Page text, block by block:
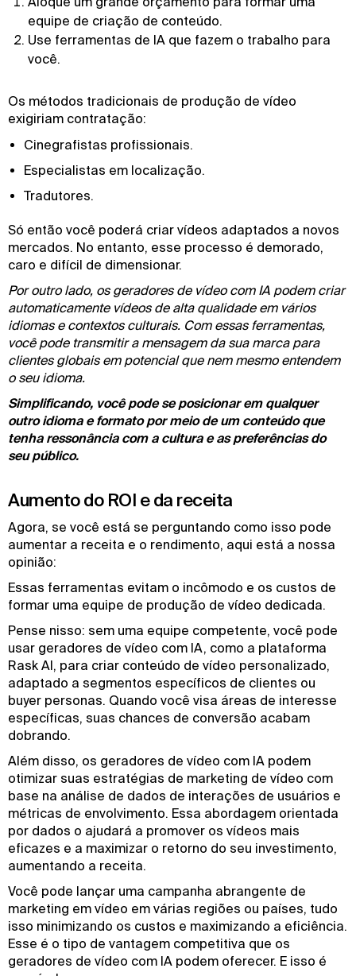
equipe de criação de conteúdo.
Use ferramentas de IA que fazem o trabalho para
você.
Os métodos tradicionais de produção de vídeo
exigiriam contratação:
Cinegrafistas profissionais.
Especialistas em localização.
Tradutores.
Só então você poderá criar vídeos adaptados a novos
mercados. No entanto, esse processo é demorado,
caro e difícil de dimensionar.
Por outro lado, os geradores de vídeo com IA podem criar
automaticamente vídeos de alta qualidade em vários
idiomas e contextos culturais. Com essas ferramentas,
você pode transmitir a mensagem da sua marca para
clientes globais em potencial que nem mesmo entendem
o seu idioma.
Simplificando, você pode se posicionar em qualquer
outro idioma e formato por meio de um conteúdo que
tenha ressonância com a cultura e as preferências do
seu público.
Aumento do ROI e da receita
Agora, se você está se perguntando como isso pode
aumentar a receita e o rendimento, aqui está a nossa
opinião:
Essas ferramentas evitam o incômodo e os custos de
formar uma equipe de produção de vídeo dedicada.
Pense nisso: sem uma equipe competente, você pode
usar geradores de vídeo com IA, como a plataforma
Rask AI, para criar conteúdo de vídeo personalizado,
adaptado a segmentos específicos de clientes ou
buyer personas. Quando você visa áreas de interesse
específicas, suas chances de conversão acabam
dobrando.
Além disso, os geradores de vídeo com IA podem
otimizar suas estratégias de marketing de vídeo com
base na análise de dados de interações de usuários e
métricas de envolvimento. Essa abordagem orientada
por dados o ajudará a promover os vídeos mais
eficazes e a maximizar o retorno do seu investimento,
aumentando a receita.
Você pode lançar uma campanha abrangente de
marketing em vídeo em várias regiões ou países, tudo
isso minimizando os custos e maximizando a eficiência.
Esse é o tipo de vantagem competitiva que os
geradores de vídeo com IA podem oferecer. E isso é